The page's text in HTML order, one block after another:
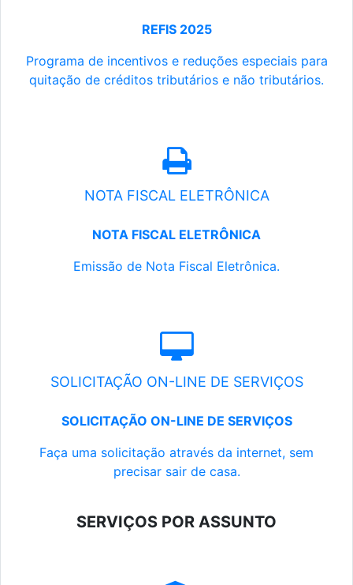
REFIS 2025
Programa de incentivos e reduções especiais para
quitação de créditos tributários e não tributários.
NOTA FISCAL ELETRÔNICA
NOTA FISCAL ELETRÔNICA
Emissão de Nota Fiscal Eletrônica.
SOLICITAÇÃO ON-LINE DE SERVIÇOS
SOLICITAÇÃO ON-LINE DE SERVIÇOS
Faça uma solicitação através da internet, sem
precisar sair de casa.
SERVIÇOS POR ASSUNTO